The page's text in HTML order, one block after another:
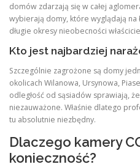
domów zdarzają się w całej
wybierają domy, które wyglądają na
długie okresy nieobecności
Kto jest najbardziej
Szczególnie zagrożone są domy
okolicach Wilanowa, Ursynowa,
odległość od sąsiadów sprawiają,
niezauważone. Właśnie dlatego
tu absolutnie niezbędny.
Dlaczego kamery
konieczność?